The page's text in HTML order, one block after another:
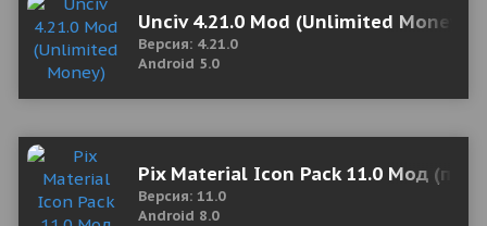
Unciv 4.21.0 Mod (Unlimited Money)
Версия: 4.21.0
Android 5.0
Pix Material Icon Pack 11.0 Мод
Версия: 11.0
Android 8.0